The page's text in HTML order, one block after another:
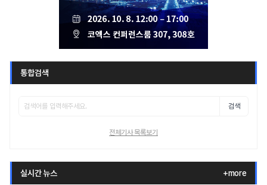
통합검색
검색
전체기사 목록보기
실시간 뉴스 +more